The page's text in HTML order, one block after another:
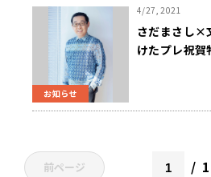
お知らせ
4/27, 2021
さだまさし×
けたプレ祝賀
前ページ 1